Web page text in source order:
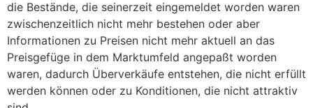
die Bestände, die seinerzeit eingemeldet worden waren
zwischenzeitlich nicht mehr bestehen oder aber
Informationen zu Preisen nicht mehr aktuell an das
Preisgefüge in dem Marktumfeld angepaßt worden
waren, dadurch Überverkäufe entstehen, die nicht erfüllt
werden können oder zu Konditionen, die nicht attraktiv